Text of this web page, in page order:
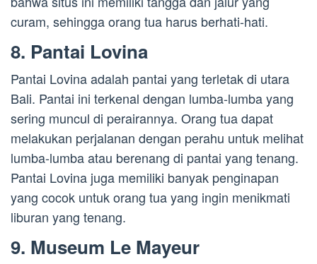
curam, sehingga orang tua harus berhati-hati.
8. Pantai Lovina
Pantai Lovina adalah pantai yang terletak di utara
Bali. Pantai ini terkenal dengan lumba-lumba yang
sering muncul di perairannya. Orang tua dapat
melakukan perjalanan dengan perahu untuk melihat
lumba-lumba atau berenang di pantai yang tenang.
Pantai Lovina juga memiliki banyak penginapan
yang cocok untuk orang tua yang ingin menikmati
liburan yang tenang.
9. Museum Le Mayeur